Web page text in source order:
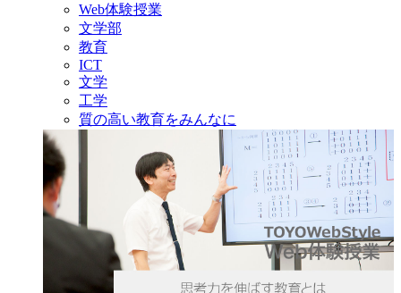
Web体験授業
文学部
教育
ICT
文学
工学
質の高い教育をみんなに